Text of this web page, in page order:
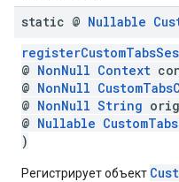
static @ Nullable
@ NonNull Context
@ NonNull
@ NonNull String
@ Nullable
)
Регистрирует объект